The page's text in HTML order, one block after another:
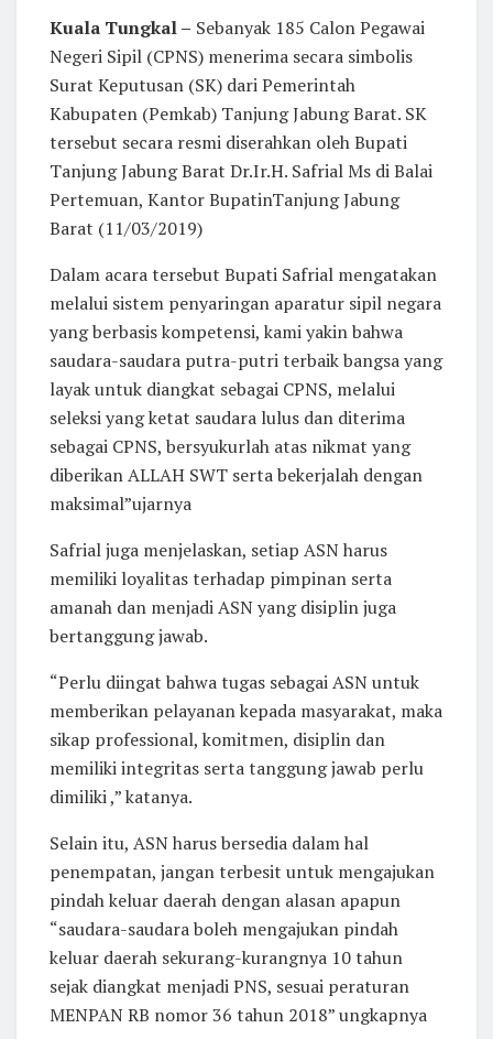
Kuala Tungkal – Sebanyak 185 Calon Pegawai
Negeri Sipil (CPNS) menerima secara simbolis
Surat Keputusan (SK) dari Pemerintah
Kabupaten (Pemkab) Tanjung Jabung Barat. SK
tersebut secara resmi diserahkan oleh Bupati
Tanjung Jabung Barat Dr.Ir.H. Safrial Ms di Balai
Pertemuan, Kantor BupatinTanjung Jabung
Barat (11/03/2019)
Dalam acara tersebut Bupati Safrial mengatakan
melalui sistem penyaringan aparatur sipil negara
yang berbasis kompetensi, kami yakin bahwa
saudara-saudara putra-putri terbaik bangsa yang
layak untuk diangkat sebagai CPNS, melalui
seleksi yang ketat saudara lulus dan diterima
sebagai CPNS, bersyukurlah atas nikmat yang
diberikan ALLAH SWT serta bekerjalah dengan
maksimal”ujarnya
Safrial juga menjelaskan, setiap ASN harus
memiliki loyalitas terhadap pimpinan serta
amanah dan menjadi ASN yang disiplin juga
bertanggung jawab.
“Perlu diingat bahwa tugas sebagai ASN untuk
memberikan pelayanan kepada masyarakat, maka
sikap professional, komitmen, disiplin dan
memiliki integritas serta tanggung jawab perlu
dimiliki ,” katanya.
Selain itu, ASN harus bersedia dalam hal
penempatan, jangan terbesit untuk mengajukan
pindah keluar daerah dengan alasan apapun
“saudara-saudara boleh mengajukan pindah
keluar daerah sekurang-kurangnya 10 tahun
sejak diangkat menjadi PNS, sesuai peraturan
MENPAN RB nomor 36 tahun 2018” ungkapnya